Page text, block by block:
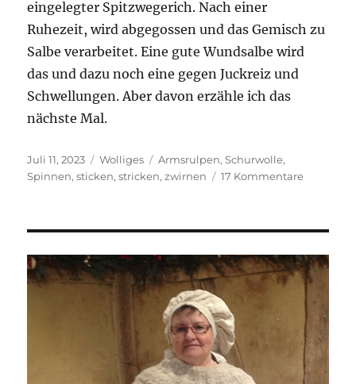
eingelegter Spitzwegerich. Nach einer
Ruhezeit, wird abgegossen und das Gemisch zu
Salbe verarbeitet. Eine gute Wundsalbe wird
das und dazu noch eine gegen Juckreiz und
Schwellungen. Aber davon erzähle ich das
nächste Mal.
Veröffentlicht
am
Juli 11, 2023 Kategorien
Wolliges Schlagwörter
Armsrulpen,Schurwolle,
Spinnen,sticken,stricken,zwirnen 17 Kommentarezu
aber
spinnen
ich
mal
wieder.